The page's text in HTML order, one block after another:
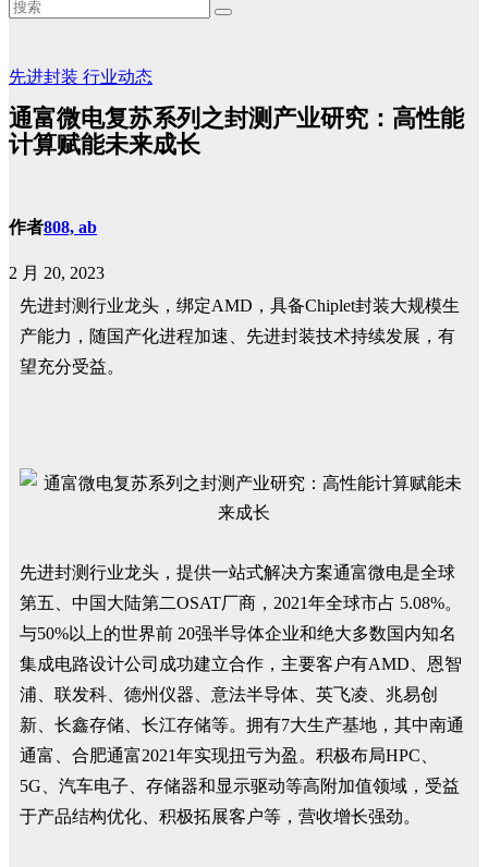
先进封装 行业动态
通富微电复苏系列之封测产业研究：高性能
计算赋能未来成长
作者808, ab
2 月 20, 2023
先进封测行业龙头，绑定AMD，具备Chiplet封装大规模生
产能力，随国产化进程加速、先进封装技术持续发展，有
望充分受益。
先进封测行业龙头，提供一站式解决方案通富微电是全球
第五、中国大陆第二OSAT厂商，2021年全球市占 5.08%。
与50%以上的世界前 20强半导体企业和绝大多数国内知名
集成电路设计公司成功建立合作，主要客户有AMD、恩智
浦、联发科、德州仪器、意法半导体、英飞凌、兆易创
新、长鑫存储、长江存储等。拥有7大生产基地，其中南通
通富、合肥通富2021年实现扭亏为盈。积极布局HPC、
5G、汽车电子、存储器和显示驱动等高附加值领域，受益
于产品结构优化、积极拓展客户等，营收增长强劲。